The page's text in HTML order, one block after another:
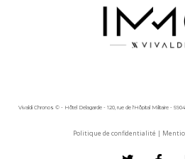
Vivaldi Chronos © - Hôtel Delagarde - 120, rue de l'Hôpital Militaire -
Politique de confidentialité |